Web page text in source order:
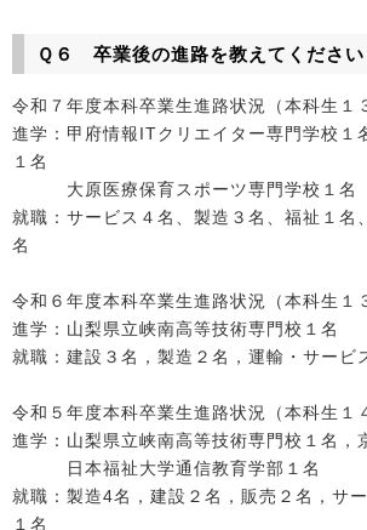
Ｑ６ 卒業後の進路を教えてください
令和７年度本科卒業生進路状況（本科生１
進学：甲府情報ITクリエイター専門学校１
１名
大原医療保育スポーツ専門学校１名
就職：サービス４名、製造３名、福祉１名
名
令和６年度本科卒業生進路状況（本科生１
進学：山梨県立峡南高等技術専門校１名
就職：建設３名，製造２名，運輸・サービ
令和５年度本科卒業生進路状況（本科生１
進学：山梨県立峡南高等技術専門校１名，
日本福祉大学通信教育学部１名
就職：製造4名，建設２名，販売２名，サ
１名